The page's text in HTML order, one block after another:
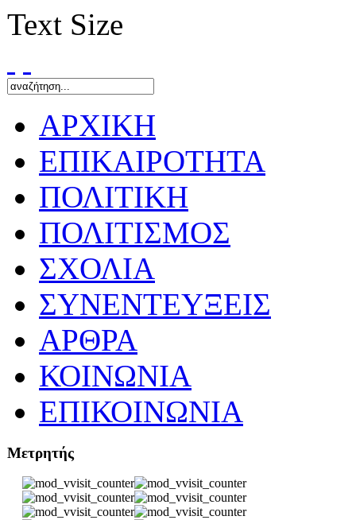
Text Size
ΑΡΧΙΚΗ
ΕΠΙΚΑΙΡΟΤΗΤΑ
ΠΟΛΙΤΙΚΗ
ΠΟΛΙΤΙΣΜΟΣ
ΣΧΟΛΙΑ
ΣΥΝΕΝΤΕΥΞΕΙΣ
ΑΡΘΡΑ
ΚΟΙΝΩΝΙΑ
ΕΠΙΚΟΙΝΩΝΙΑ
Μετρητής